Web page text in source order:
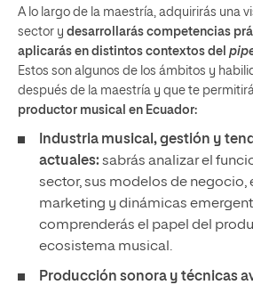
A lo largo de la maestría, adquirirás una
sector y desarrollarás competencias
aplicarás en distintos contextos del
Estos son algunos de los ámbitos y
después de la maestría y que te
productor musical en Ecuador:
Industria musical, gestión y
actuales: sabrás analizar el
sector, sus modelos de negocio,
marketing y dinámicas
comprenderás el papel del
ecosistema musical.
Producción sonora y técnicas